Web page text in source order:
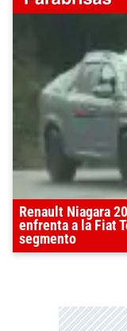
Renault Niagara
enfrenta a la Fiat
segmento